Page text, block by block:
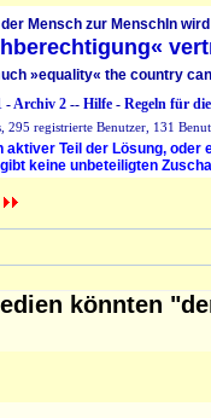
Mensch zur MenschIn
»equality« the country
-Archiv 2-- Hilfe- Regeln für
295 registrierte Benutzer, 131
aktiver Teil der Lösung, oder
keine unbeteiligten
könnten